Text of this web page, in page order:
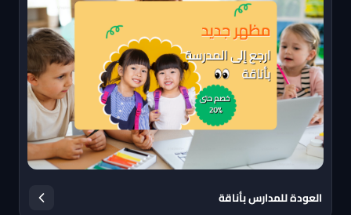
العودة للمدارس بأناقة